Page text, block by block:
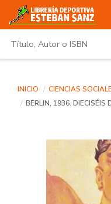
INICIO CIENCIAS
BERLIN, 1936. DIECISÉIS